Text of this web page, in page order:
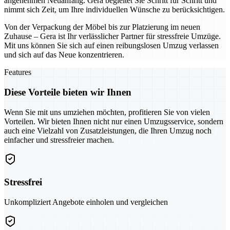
nimmt sich Zeit, um Ihre individuellen Wünsche zu berücksichtigen.
Von der Verpackung der Möbel bis zur Platzierung im neuen
Zuhause – Gera ist Ihr verlässlicher Partner für stressfreie Umzüge.
Mit uns können Sie sich auf einen reibungslosen Umzug verlassen
und sich auf das Neue konzentrieren.
Features
Diese Vorteile bieten wir Ihnen
Wenn Sie mit uns umziehen möchten, profitieren Sie von vielen
Vorteilen. Wir bieten Ihnen nicht nur einen Umzugsservice, sondern
auch eine Vielzahl von Zusatzleistungen, die Ihren Umzug noch
einfacher und stressfreier machen.
Stressfrei
Unkompliziert Angebote einholen und vergleichen